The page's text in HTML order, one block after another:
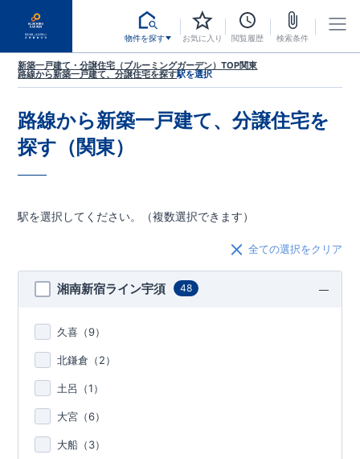
物件を探す お気に入り 閲覧履歴 検索条件
新築一戸建て・分譲住宅（ブルーミングガーデン）TOP関東
路線から新築一戸建て、分譲住宅を探す駅を選択
路線から新築一戸建て、分譲住宅を
探す（関東）
駅を選択してください。（複数選択できます）
全ての選択をクリア
湘南新宿ライン宇須 48
久喜（9）
北鎌倉（2）
土呂（1）
大宮（6）
大船（3）